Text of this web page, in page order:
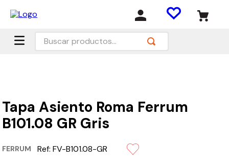
Buscar productos...
Tapa Asiento Roma Ferrum
B101.08 GR Gris
FERRUM Ref:FV-B101.08-GR